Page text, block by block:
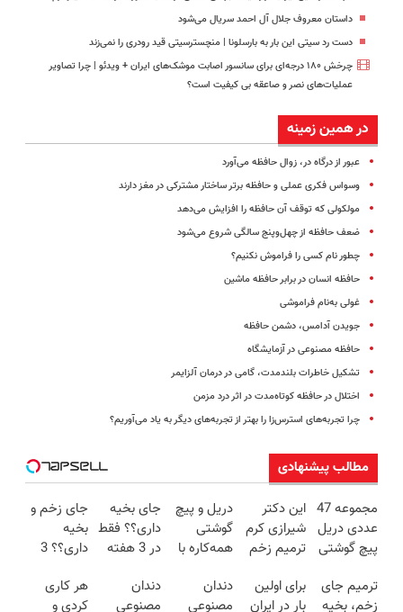
داستان معروف جلال آل احمد سریال می‌شود
دست رد سیتی این بار به بارسلونا | منچسترسیتی قید رودری را نمی‌زند
چرخش ۱۸۰ درجه‌ای برای سانسور اصابت موشک‌های ایران + ویدئو | چرا تصاویر
عملیات‌های نصر و صاعقه بی کیفیت است؟
در همین زمینه
عبور از درگاه در، زوال حافظه می‌آورد
وسواس فکری عملی و حافظه برتر ساختار مشترکی در مغز دارند
مولکولی که توقف آن حافظه را افزایش می‌دهد
ضعف حافظه از چهل‌وپنج سالگی شروع می‌شود
چطور نام کسی را فراموش نکنیم؟
حافظه انسان در برابر حافظه ماشین
غولی به‌نام فراموشی
جویدن آدامس، دشمن حافظه
حافظه مصنوعی در آزمایشگاه
تشکیل خاطرات بلندمدت، گامی در درمان آلزایمر
اختلال در حافظه کوتاه‌مدت در اثر درد مزمن
چرا تجربه‌های استرس‌زا را بهتر از تجربه‌های دیگر به یاد می‌آوریم؟
مطالب پیشنهادی
مجموعه 47
عددی دریل
پیچ گوشتی
(تخفیف به
این دکتر
شیرازی کرم
ترمیم زخم
ساخت!!!
دریل و پیچ
گوشتی
همه‌کاره با
هوشمند ⚙️
جای بخیه
داری؟؟ فقط
در 3 هفته
کن!😍
جای زخم و
بخیه
داری؟؟ 3
محوش کن!
ترمیم جای
زخم، بخیه
برای اولین
بار در ایران
دندان
مصنوعی
دندان
مصنوعی
هر کاری
کردی و